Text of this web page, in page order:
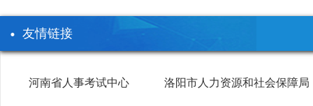
友情链接
河南省人事考试中心 洛阳市人力资源和社会保障局